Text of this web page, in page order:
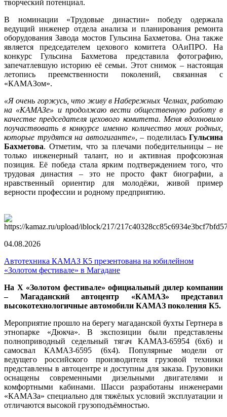
творческий потенциал.
В номинации «Трудовые династии» победу одержала
ведущий инженер отдела анализа и планирования ремонта
оборудования Завода мостов Гульсина Бахметова. Она также
является председателем цехового комитета ОАиПРО. На
конкурс Гульсина Бахметова представила фотографию,
запечатлевшую историю её семьи. Этот снимок – настоящая
летопись преемственности поколений, связанная с
«КАМАЗом».
«Я очень горжусь, что живу в Набережных Челнах, работаю
на «КАМАЗе» и продолжаю вести общественную работу в
качестве председателя цехового комитета. Меня вдохновило
поучаствовать в конкурсе именно количество моих родных,
которые трудятся на автогиганте», – поделилась Гульсина
Бахметова. Отметим, что за плечами победительницы – не
только инженерный талант, но и активная профсоюзная
позиция. Её победа стала ярким подтверждением того, что
трудовая династия – это не просто факт биографии, а
нравственный ориентир для молодёжи, живой пример
верности профессии и родному предприятию.
04.08.2026
Автотехника КАМАЗ К5 презентована на юбилейном
«Золотом фестивале» в Магадане
На X «Золотом фестивале» официальный дилер компании
– Магаданский автоцентр «КАМАЗ» представил
высокотехнологичные автомобили КАМАЗ поколения К5.
Мероприятие прошло на берегу магаданской бухты Гертнера в
этнопарке «Дюкча». В экспозиции были представлены
полноприводный седельный тягач КАМАЗ-65954 (6х6) и
самосвал КАМАЗ-6595 (6х4). Популярные модели от
ведущего российского производителя грузовой техники
представлены в автоцентре и доступны для заказа. Грузовики
оснащены современными дизельными двигателями и
комфортными кабинами. Шасси разработаны инженерами
«КАМАЗа» специально для тяжёлых условий эксплуатации и
отличаются высокой грузоподъёмностью.